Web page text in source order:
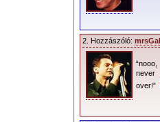
2. Hozzászóló:
never
over!”